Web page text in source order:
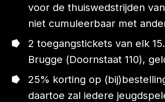
voor de thuiswedstrijden
niet cumuleerbaar met
2 toegangstickets van elk
Brugge (Doornstaat 110),
25% korting op
daartoe zal iedere